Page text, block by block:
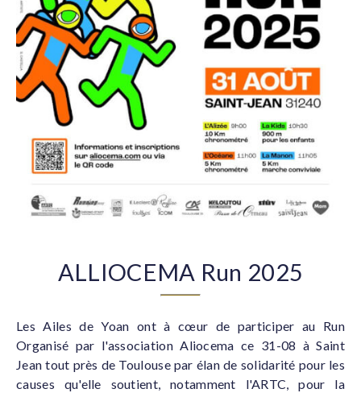
ALLIOCEMA Run 2025
Les Ailes de Yoan ont à cœur de participer au Run
Organisé par l'association Aliocema ce 31-08 à Saint
Jean tout près de Toulouse par élan de solidarité pour les
causes qu'elle soutient, notamment l'ARTC, pour la